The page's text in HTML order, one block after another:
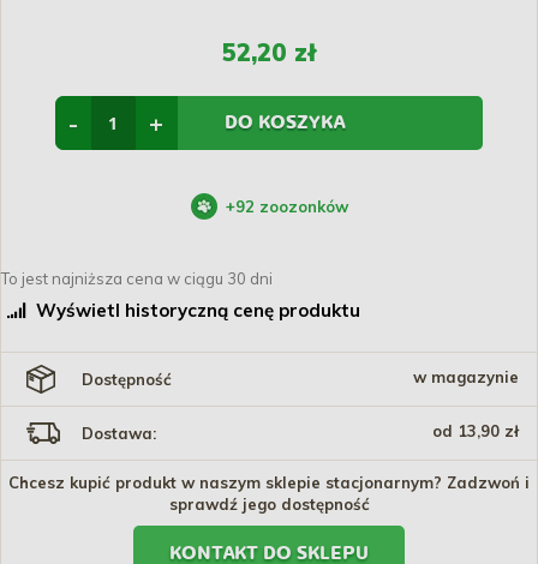
52,20 zł
+
- DO KOSZYKA
+92 zoozonków
To jest najniższa cena w ciągu 30 dni
Wyświetl historyczną cenę produktu
Dostępność w magazynie
Dostawa: od 13,90 zł
Chcesz kupić produkt w naszym sklepie stacjonarnym? Zadzwoń i
sprawdź jego dostępność
KONTAKT DO SKLEPU